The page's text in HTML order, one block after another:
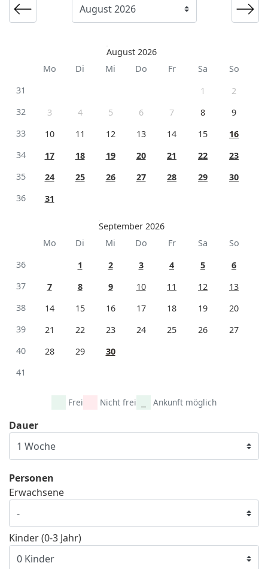
August 2026
Mo
Di Mi Do Fr Sa
So
31
1
2
32
3 4 5 6 7 8
9
33
10 11 12 13 14 15
16
34
17 18 19 20 21 22
23
35
24 25 26 27 28 29
30
36
31
September 2026
Mo
Di Mi Do Fr Sa
So
36
1 2 3 4 5
6
37
7 8 9 10 11 12
13
38
14 15 16 17 18 19
20
39
21 22 23 24 25 26
27
40
28 29
30
41
Frei Nicht frei Ankunft möglich
Dauer
Personen
Erwachsene
Kinder (0-3 Jahr)